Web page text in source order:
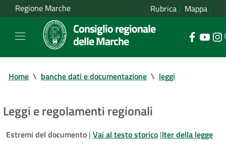
Regione Marche Rubrica Mappa
Consiglio regionale
delle Marche
Home \ banche dati e documentazione \ leggi
Leggi e regolamenti regionali
Estremi del documento | Vai al testo storico |Iter della legge